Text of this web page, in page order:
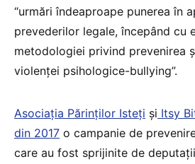
“urmări îndeaproape punerea în
prevederilor legale, începând cu
metodologiei privind prevenirea
violenței psihologice-bullying”.
Asociaţia Părinţilor Isteţi şi Itsy
din 2017 o campanie de
care au fost sprijinite de